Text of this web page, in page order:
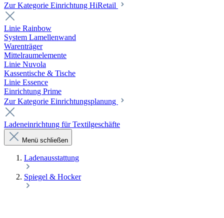
Zur Kategorie Einrichtung HiRetail
Linie Rainbow
System Lamellenwand
Warenträger
Mittelraumelemente
Linie Nuvola
Kassentische & Tische
Linie Essence
Einrichtung Prime
Zur Kategorie Einrichtungsplanung
Ladeneinrichtung für Textilgeschäfte
Menü schließen
Laden­ausstattung
Spiegel & Hocker